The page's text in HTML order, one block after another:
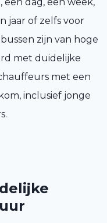
jaar of zelfs voor
zijn van hoge
met duidelijke
met een
inclusief jonge